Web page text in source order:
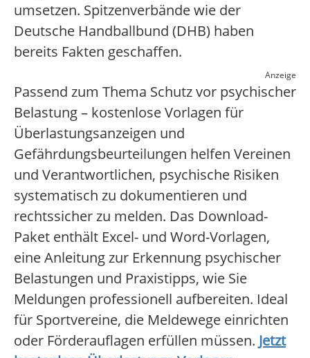
umsetzen. Spitzenverbände wie der
Deutsche Handballbund (DHB) haben
bereits Fakten geschaffen.
Anzeige
Passend zum Thema Schutz vor psychischer
Belastung – kostenlose Vorlagen für
Überlastungsanzeigen und
Gefährdungsbeurteilungen helfen Vereinen
und Verantwortlichen, psychische Risiken
systematisch zu dokumentieren und
rechtssicher zu melden. Das Download-
Paket enthält Excel- und Word-Vorlagen,
eine Anleitung zur Erkennung psychischer
Belastungen und Praxistipps, wie Sie
Meldungen professionell aufbereiten. Ideal
für Sportvereine, die Meldewege einrichten
oder Förderauflagen erfüllen müssen. Jetzt